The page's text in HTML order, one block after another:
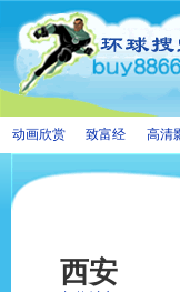
动画欣赏 致富经 高清
西安